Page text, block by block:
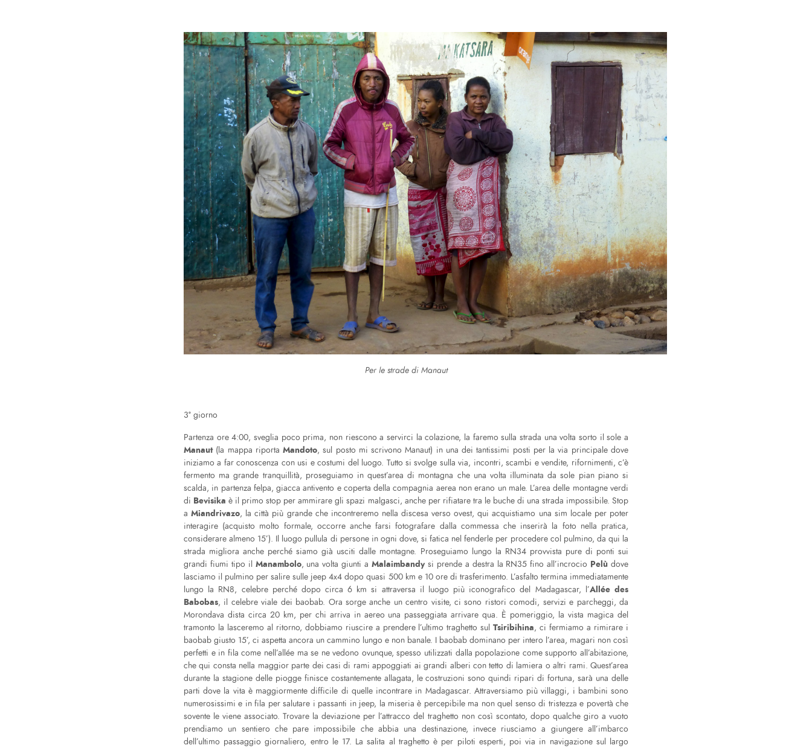
Per le strade di Manaut
3° giorno
Partenza ore 4:00, sveglia poco prima, non riescono a servirci la colazione, la faremo sulla strada una volta sorto il sole a
Manaut (la mappa riportaMandoto, sul posto mi scrivono Manaut) in una dei tantissimi posti per la via principale dove
iniziamo a far conoscenza con usi e costumi del luogo. Tutto si svolge sulla via, incontri, scambi e vendite, rifornimenti, c’è
fermento ma grande tranquillità, proseguiamo in quest’area di montagna che una volta illuminata da sole pian piano si
scalda, in partenza felpa, giacca antivento e coperta della compagnia aerea non erano un male. L’area delle montagne verdi
di Bevisikaè il primo stop per ammirare gli spazi malgasci, anche per rifiatare tra le buche di una strada impossibile. Stop
aMiandrivazo, la città più grande che incontreremo nella discesa verso ovest, qui acquistiamo una sim locale per poter
interagire (acquisto molto formale, occorre anche farsi fotografare dalla commessa che inserirà la foto nella pratica,
considerare almeno 15’). Il luogo pullula di persone in ogni dove, si fatica nel fenderle per procedere col pulmino, da qui la
strada migliora anche perché siamo già usciti dalle montagne. Proseguiamo lungo la RN34 provvista pure di ponti sui
grandi fiumi tipo il Manambolo, una volta giunti aMalaimbandy si prende a destra la RN35 fino all’incrocio Pelùdove
lasciamo il pulmino per salire sulle jeep 4x4 dopo quasi 500 km e 10 ore di trasferimento. L’asfalto termina immediatamente
lungo la RN8, celebre perché dopo circa 6 km si attraversa il luogo più iconografico del Madagascar, l’Allée des
Babobas, il celebre viale dei baobab. Ora sorge anche un centro visite, ci sono ristori comodi, servizi e parcheggi, da
Morondava dista circa 20 km, per chi arriva in aereo una passeggiata arrivare qua. È pomeriggio, la vista magica del
tramonto la lasceremo al ritorno, dobbiamo riuscire a prendere l’ultimo traghetto sulTsiribihina, ci fermiamo a rimirare i
baobab giusto 15’, ci aspetta ancora un cammino lungo e non banale. I baobab dominano per intero l’area, magari non così
perfetti e in fila come nell’allée ma se ne vedono ovunque, spesso utilizzati dalla popolazione come supporto all’abitazione,
che qui consta nella maggior parte dei casi di rami appoggiati ai grandi alberi con tetto di lamiera o altri rami. Quest’area
durante la stagione delle piogge finisce costantemente allagata, le costruzioni sono quindi ripari di fortuna, sarà una delle
parti dove la vita è maggiormente difficile di quelle incontrare in Madagascar. Attraversiamo più villaggi, i bambini sono
numerosissimi e in fila per salutare i passanti in jeep, la miseria è percepibile ma non quel senso di tristezza e povertà che
sovente le viene associato. Trovare la deviazione per l’attracco del traghetto non così scontato, dopo qualche giro a vuoto
prendiamo un sentiero che pare impossibile che abbia una destinazione, invece riusciamo a giungere all’imbarco
dell’ultimo passaggio giornaliero, entro le 17. La salita al traghetto è per piloti esperti, poi via in navigazione sul largo